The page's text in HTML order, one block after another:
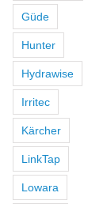
Güde
Hunter
Hydrawise
Irritec
Kärcher
LinkTap
Lowara